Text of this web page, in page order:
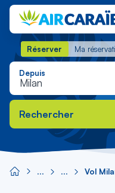
Réserver Ma
Réserver Ma
Depuis
Rechercher
Vol